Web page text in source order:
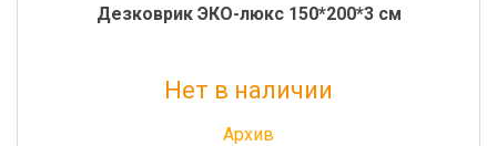
Дезковрик ЭКО-люкс 150*200*3 см
Нет в наличии
Архив